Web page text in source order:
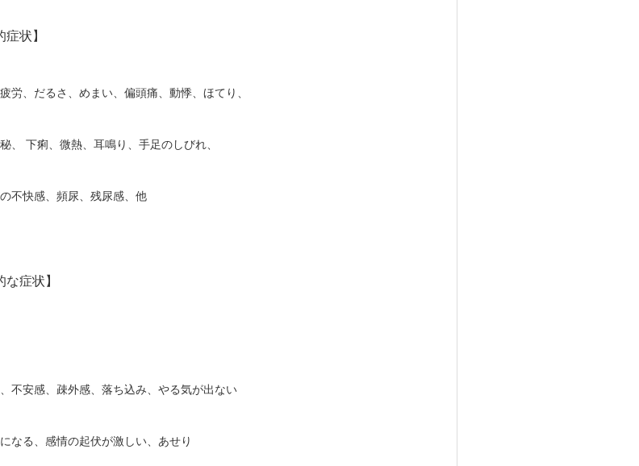
症状】
労、だるさ、めまい、偏頭痛、動悸、ほてり、
、 下痢、微熱、耳鳴り、手足のしびれ、
不快感、頻尿、残尿感、他
な症状】
不安感、疎外感、落ち込み、やる気が出ない
なる、感情の起伏が激しい、あせり